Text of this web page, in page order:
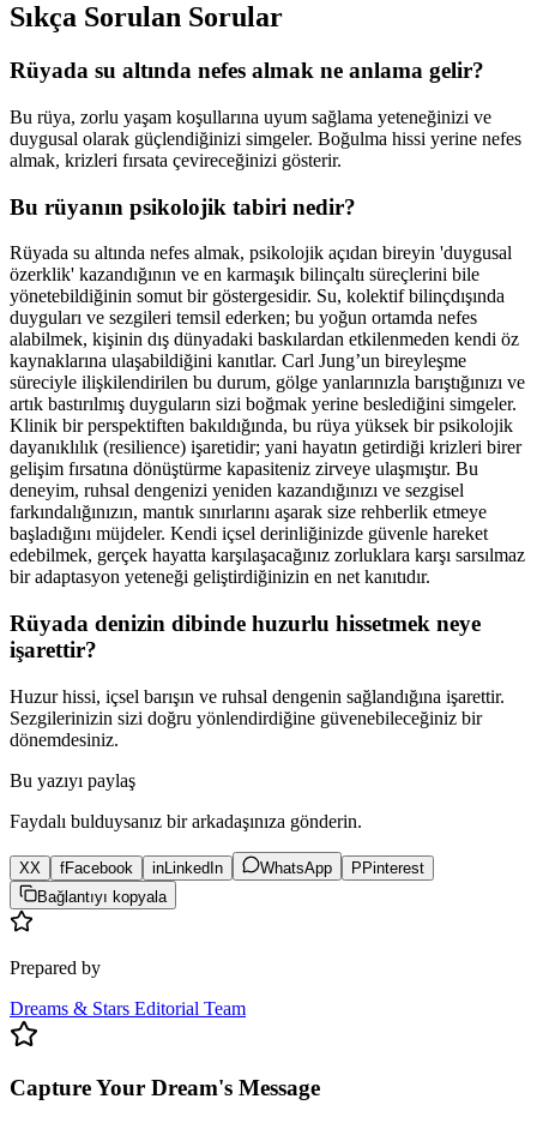
Sıkça Sorulan Sorular
Rüyada su altında nefes almak ne anlama gelir?
Bu rüya, zorlu yaşam koşullarına uyum sağlama yeteneğinizi ve
duygusal olarak güçlendiğinizi simgeler. Boğulma hissi yerine nefes
almak, krizleri fırsata çevireceğinizi gösterir.
Bu rüyanın psikolojik tabiri nedir?
Rüyada su altında nefes almak, psikolojik açıdan bireyin 'duygusal
özerklik' kazandığının ve en karmaşık bilinçaltı süreçlerini bile
yönetebildiğinin somut bir göstergesidir. Su, kolektif bilinçdışında
duyguları ve sezgileri temsil ederken; bu yoğun ortamda nefes
alabilmek, kişinin dış dünyadaki baskılardan etkilenmeden kendi öz
kaynaklarına ulaşabildiğini kanıtlar. Carl Jung’un bireyleşme
süreciyle ilişkilendirilen bu durum, gölge yanlarınızla barıştığınızı ve
artık bastırılmış duyguların sizi boğmak yerine beslediğini simgeler.
Klinik bir perspektiften bakıldığında, bu rüya yüksek bir psikolojik
dayanıklılık (resilience) işaretidir; yani hayatın getirdiği krizleri birer
gelişim fırsatına dönüştürme kapasiteniz zirveye ulaşmıştır. Bu
deneyim, ruhsal dengenizi yeniden kazandığınızı ve sezgisel
farkındalığınızın, mantık sınırlarını aşarak size rehberlik etmeye
başladığını müjdeler. Kendi içsel derinliğinizde güvenle hareket
edebilmek, gerçek hayatta karşılaşacağınız zorluklara karşı sarsılmaz
bir adaptasyon yeteneği geliştirdiğinizin en net kanıtıdır.
Rüyada denizin dibinde huzurlu hissetmek neye
işarettir?
Huzur hissi, içsel barışın ve ruhsal dengenin sağlandığına işarettir.
Sezgilerinizin sizi doğru yönlendirdiğine güvenebileceğiniz bir
dönemdesiniz.
Bu yazıyı paylaş
Faydalı bulduysanız bir arkadaşınıza gönderin.
XX fFacebook inLinkedIn WhatsApp PPinterest
Bağlantıyı kopyala
Prepared by
Dreams & Stars Editorial Team
Capture Your Dream's Message